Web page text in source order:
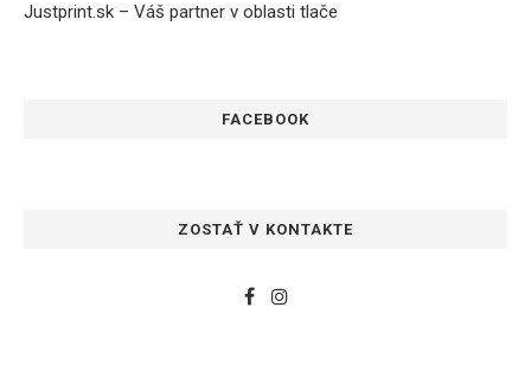
Justprint.sk – Váš partner v oblasti tlače
FACEBOOK
ZOSTAŤ V KONTAKTE